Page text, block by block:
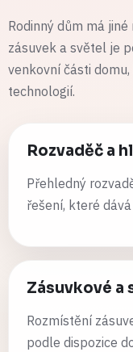
Rodinný dům má
zásuvek a světel je
venkovní části
technologií.
Rozvaděč a
Přehledný
řešení, které
Zásuvkové a
Rozmístění
podle dispozice